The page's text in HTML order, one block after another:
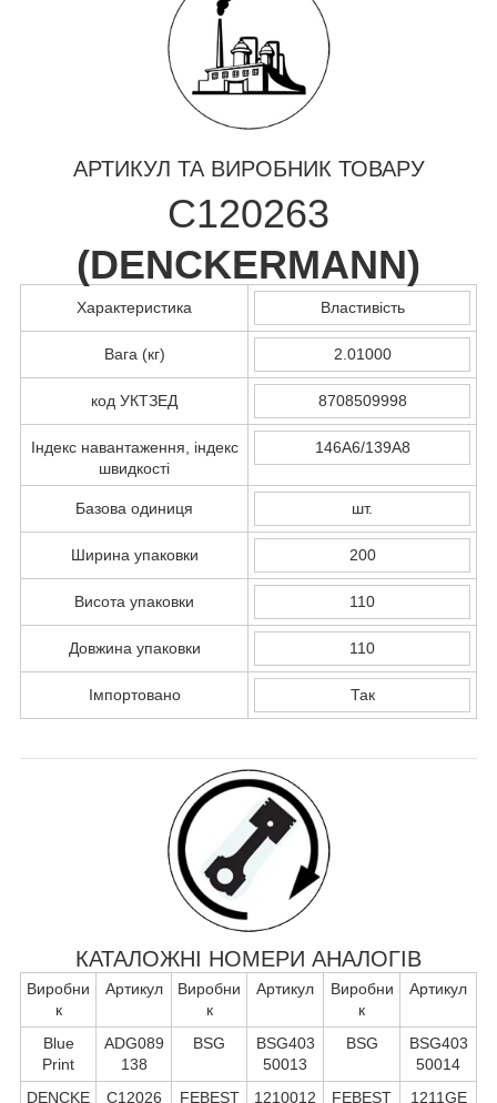
АРТИКУЛ ТА ВИРОБНИК ТОВАРУ
C120263
(DENCKERMANN)
Характеристика Властивість
Вага (кг) 2.01000
код УКТЗЕД 8708509998
Індекс навантаження, індекс
швидкості
146A6/139A8
Базова одиниця шт.
Ширина упаковки 200
Висота упаковки 110
Довжина упаковки 110
Імпортовано Так
КАТАЛОЖНІ НОМЕРИ АНАЛОГІВ
Виробни
к
Артикул
Виробни
к
Артикул
Виробни
к
Артикул
Blue
Print
ADG089
138
BSG
BSG403
50013
BSG
BSG403
50014
DENCKE
C12026 FEBEST 1210012 FEBEST 1211GE